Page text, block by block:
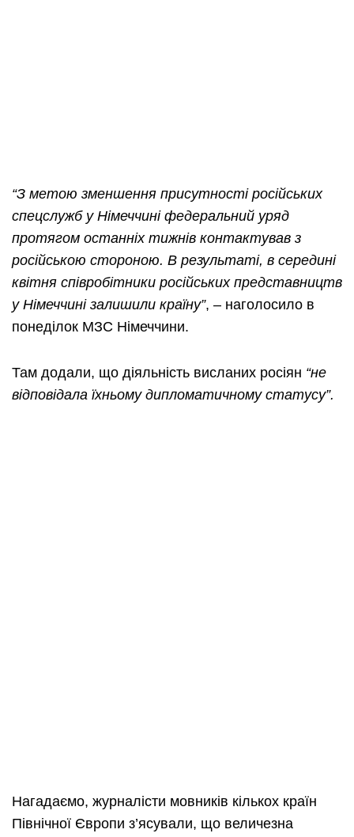
“З метою зменшення присутності російських
спецслужб у Німеччині федеральний уряд
протягом останніх тижнів контактував з
російською стороною. В результаті, в середині
квітня співробітники російських представництв
у Німеччині залишили країну”, – наголосило в
понеділок МЗС Німеччини.
Там додали, що діяльність висланих росіян “не
відповідала їхньому дипломатичному статусу”.
Нагадаємо, журналісти мовників кількох країн
Північної Європи з’ясували, що величезна